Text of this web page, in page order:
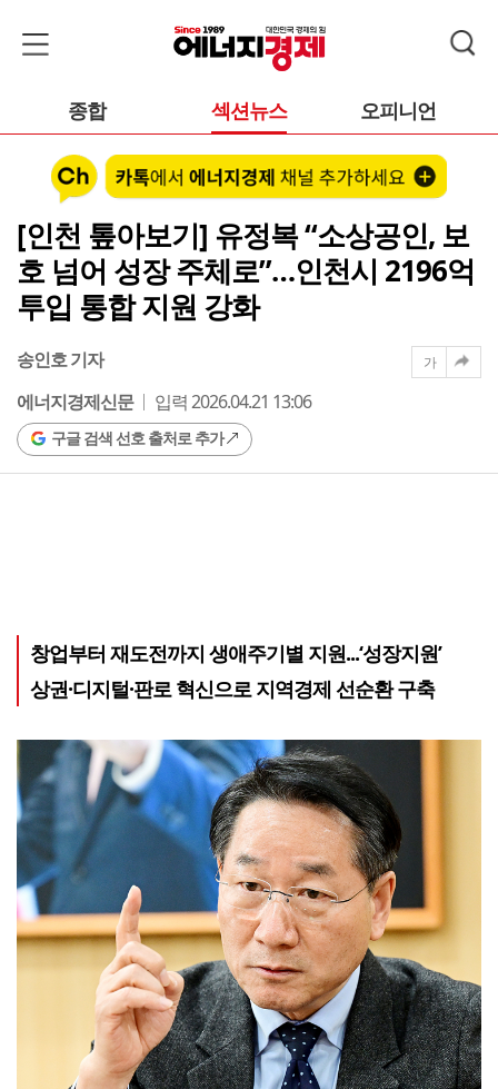
종합 섹션뉴스 오피니언
[인천 톺아보기] 유정복 “소상공인, 보
호 넘어 성장 주체로”…인천시 2196억
투입 통합 지원 강화
송인호 기자
에너지경제신문
입력 2026.04.21 13:06
구글 검색 선호 출처로 추가
가
창업부터 재도전까지 생애주기별 지원...‘성장지원’
상권·디지털·판로 혁신으로 지역경제 선순환 구축